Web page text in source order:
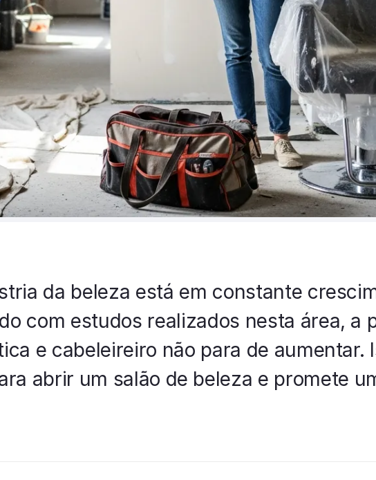
da beleza está em constante
com estudos realizados nesta área, a
e cabeleireiro não para de aumentar.
abrir um salão de beleza e promete